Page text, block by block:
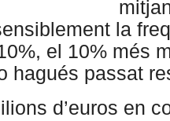
la
el 10% més
hagués passat
d’euros en